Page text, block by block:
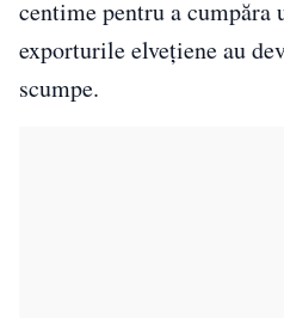
centime pentru a cumpăra
exporturile elveţiene au
scumpe.